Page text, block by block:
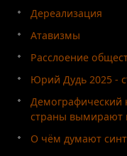
Дереализация
Атавизмы
Расслоение
Юрий Дудь 2025 -
Демографический
страны вымирают
О чём думают